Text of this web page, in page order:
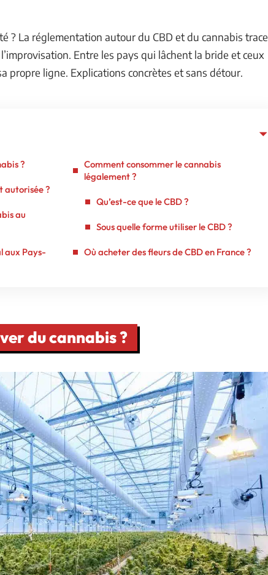
? La réglementation autour du CBD et du cannabis trace
Entre les pays qui lâchent la bride et ceux
propre ligne. Explications concrètes et sans détour.
?
autorisée ?
au
aux Pays-
Comment consommer le cannabis
légalement ?
Qu’est-ce que le CBD ?
Sous quelle forme utiliser le CBD ?
Où acheter des fleurs de CBD en France ?
du cannabis ?